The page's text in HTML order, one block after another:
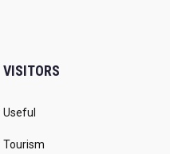
VISITORS
Useful
Tourism